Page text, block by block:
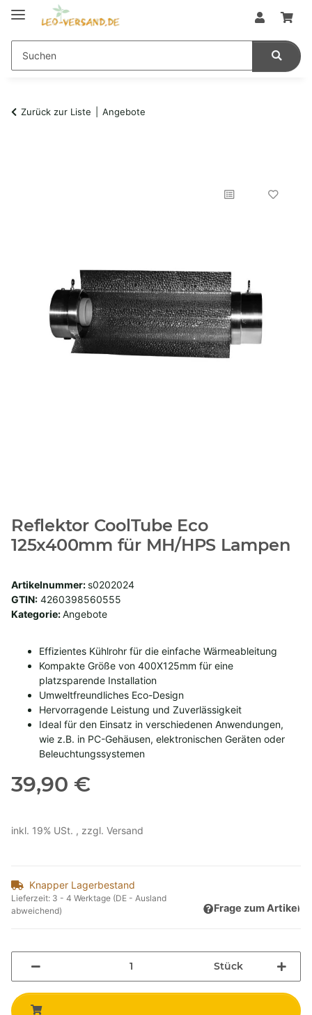
Zurück zur Liste Angebote
Reflektor CoolTube Eco
125x400mm für MH/HPS Lampen
Artikelnummer: s0202024
GTIN: 4260398560555
Kategorie:Angebote
Effizientes Kühlrohr für die einfache Wärmeableitung
Kompakte Größe von 400X125mm für eine
platzsparende Installation
Umweltfreundliches Eco-Design
Hervorragende Leistung und Zuverlässigkeit
Ideal für den Einsatz in verschiedenen Anwendungen,
wie z.B. in PC-Gehäusen, elektronischen Geräten oder
Beleuchtungssystemen
39,90 €
inkl. 19% USt. , zzgl. Versand
Knapper Lagerbestand
Lieferzeit: 3 - 4 Werktage (DE - Ausland
abweichend)
Frage zum Artikel
Stück